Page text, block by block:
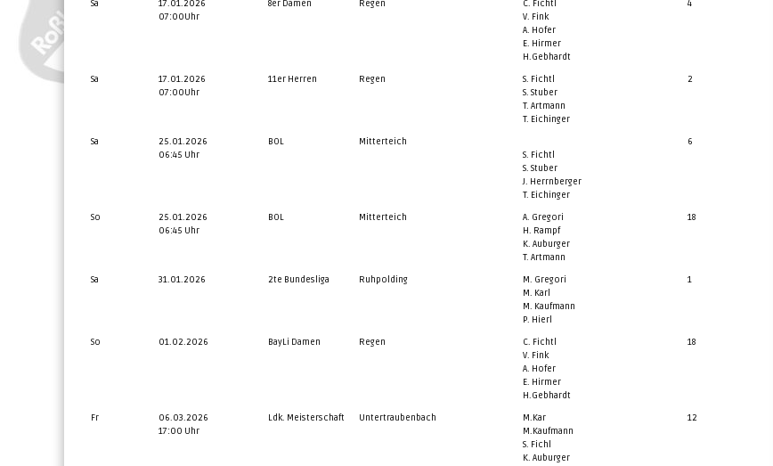
Sa
17.01.2026
07:00Uhr
8er Damen Regen
C. Fichtl
V. Fink
A. Hofer
E. Hirmer
H.Gebhardt
4
Sa
17.01.2026
07:00Uhr
11er Herren Regen
S. Fichtl
S. Stuber
T. Artmann
T. Eichinger
2
Sa
25.01.2026
06:45 Uhr
BOL
Mitterteich
S. Fichtl
S. Stuber
J. Herrnberger
T. Eichinger
6
So
25.01.2026
06:45 Uhr
BOL Mitterteich
A. Gregori
H. Rampf
K. Auburger
T. Artmann
18
Sa 31.01.2026 2te Bundesliga Ruhpolding
M. Gregori
M. Karl
M. Kaufmann
P. Hierl
1
So 01.02.2026 BayLi Damen Regen
C. Fichtl
V. Fink
A. Hofer
E. Hirmer
H.Gebhardt
18
Fr
06.03.2026
17:00 Uhr
Ldk. Meisterschaft Untertraubenbach
M.Kar
M.Kaufmann
S. Fichl
K. Auburger
12